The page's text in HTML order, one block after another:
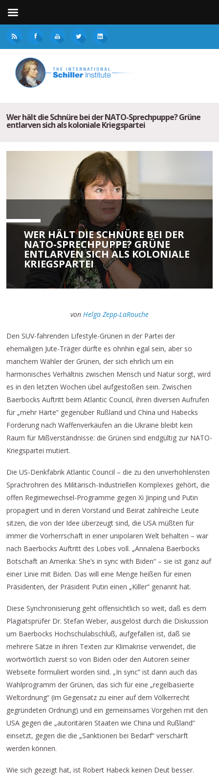
Wer hält die Schnüre bei der NATO-Sprechpuppe? Grüne
entlarven sich als koloniale Kriegspartei
WER HÄLT DIE SCHNÜRE BEI DER
NATO-SPRECHPUPPE? GRÜNE
ENTLARVEN SICH ALS KOLONIALE
KRIEGSPARTEI
von Helga Zepp-LaRouche
Den SUV-fahrenden Lifestyle-Grünen in der Partei der
ehemaligen Jute-Träger dürfte es ohnhin egal sein, aber so
manchem Wähler der Grünen, der sich ehrlich um ein
harmonisches Verhältnis zwischen Mensch und Natur sorgt, wird
es in den letzten Wochen übel aufgestoßen sein. Zwischen
Baerbocks Auftritt beim Atlantic Council, ihren diversen Aufrufen
für „mehr Härte“ gegenüber Rußland und China und Habecks
Forderung nach Waffenverkäufen an die Ukraine bleibt kein
Raum für Mißverständnisse: die Grünen sind endgültig zur NATO-
Kriegspartei mutiert.
Die US-Denkfabrik Atlantic Council – die zu den unverhohlensten
Sprachrohren des Militärisch-Industriellen Komplexes gehört, die
offen Regimewechsel-Programme gegen Xi Jinping und Putin
propagiert und in deren Vorstand und Beirat zahlreiche Leute
sitzen, die von der Idee überzeugt sind, die USA müßten für
immer die Vorherrschaft in einer unipolaren Welt behalten – war
nach Baerbocks Auftritt des Lobes voll. „Annalena Baerbocks
Botschaft an Amerika: She’s in sync with Biden“ – sie ist ganz auf
einer Linie mit Biden. Das will eine Menge heißen für einen
Präsidenten, der Präsident Putin einen „Killer“ genannt hat.
Diese Synchronisierung geht offensichtlich so weit, daß es dem
Plagiatsprüfer Dr. Stefan Weber, ausgelöst durch die Diskussion
um Baerbocks Hochschulabschluß, aufgefallen ist, daß sie
mehrere Sätze in ihren Texten zur Klimakrise verwendet, die
wortwörtlich zuerst so von Biden oder den Autoren seiner
Webseite formuliert worden sind. „In sync“ ist dann auch das
Wahlprogramm der Grünen, das sich für eine „regelbasierte
Weltordnung“ (im Gegensatz zu einer auf dem Völkerrecht
gegründeten Ordnung) und ein gemeinsames Vorgehen mit den
USA gegen die „autoritären Staaten wie China und Rußland“
einsetzt, gegen die die „Sanktionen bei Bedarf“ verschärft
werden können.
Wie sich gezeigt hat, ist Robert Habeck keinen Deut besser.